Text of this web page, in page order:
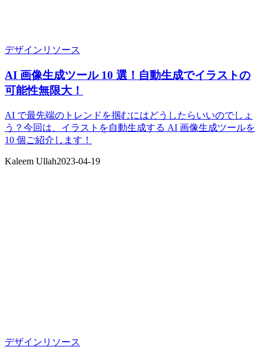
デザインリソース
AI 画像生成ツール 10 選！自動生成でイラストの
可能性無限大！
AI で最先端のトレンドを掴むにはどうしたらいいのでしょ
う？今回は、イラストを自動生成する AI 画像生成ツールを
10 個ご紹介します！
Kaleem Ullah2023-04-19
デザインリソース